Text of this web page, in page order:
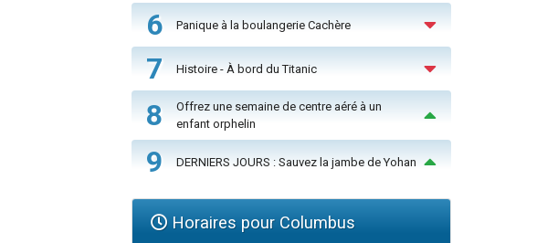
6 Panique à la boulangerie Cachère
7 Histoire - À bord du Titanic
8
Offrez une semaine de centre aéré à un
enfant orphelin
9 DERNIERS JOURS : Sauvez la jambe de Yohan
Horaires pour Columbus